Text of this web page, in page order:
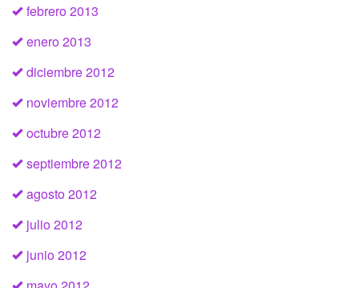
febrero 2013
enero 2013
diciembre 2012
noviembre 2012
octubre 2012
septiembre 2012
agosto 2012
julio 2012
junio 2012